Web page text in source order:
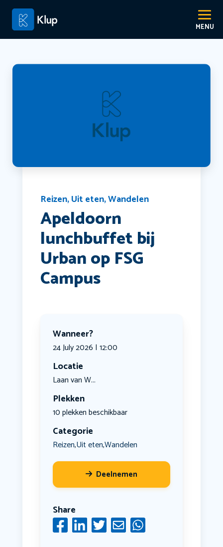
Reizen,Uit eten,Wandelen
Apeldoorn
lunchbuffet bij
Urban op FSG
Campus
Wanneer?
24 July 2026 | 12:00
Locatie
Laan van W...
Plekken
10 plekken beschikbaar
Categorie
Reizen,Uit eten,Wandelen
Deelnemen
Share